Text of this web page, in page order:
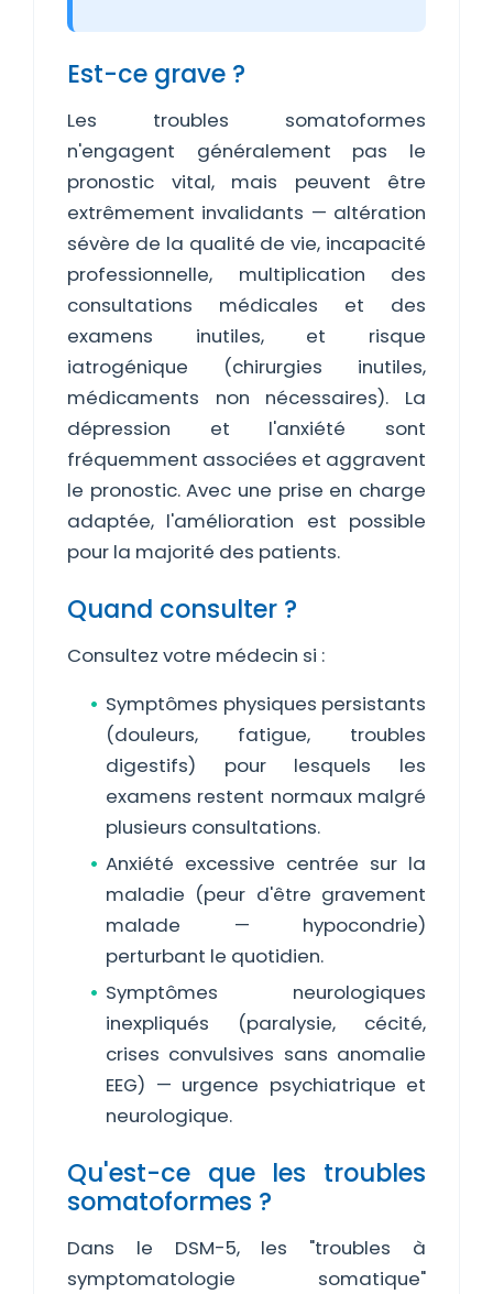
Est-ce grave ?
Les troubles somatoformes
n'engagent généralement pas le
pronostic vital, mais peuvent être
extrêmement invalidants — altération
sévère de la qualité de vie, incapacité
professionnelle, multiplication des
consultations médicales et des
examens inutiles, et risque
iatrogénique (chirurgies inutiles,
médicaments non nécessaires). La
dépression et l'anxiété sont
fréquemment associées et aggravent
le pronostic. Avec une prise en charge
adaptée, l'amélioration est possible
pour la majorité des patients.
Quand consulter ?
Consultez votre médecin si :
Symptômes physiques persistants
(douleurs, fatigue, troubles
digestifs) pour lesquels les
examens restent normaux malgré
plusieurs consultations.
Anxiété excessive centrée sur la
maladie (peur d'être gravement
malade — hypocondrie)
perturbant le quotidien.
Symptômes neurologiques
inexpliqués (paralysie, cécité,
crises convulsives sans anomalie
EEG) — urgence psychiatrique et
neurologique.
Qu'est-ce que les troubles
somatoformes ?
Dans le DSM-5, les "troubles à
symptomatologie somatique"